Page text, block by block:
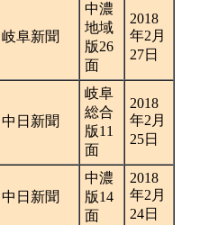
岐阜新聞
中濃
地域
版26
面
2018
年2月
27日
中日新聞
岐阜
総合
版11
面
2018
年2月
25日
中日新聞
中濃
版14
面
2018
年2月
24日